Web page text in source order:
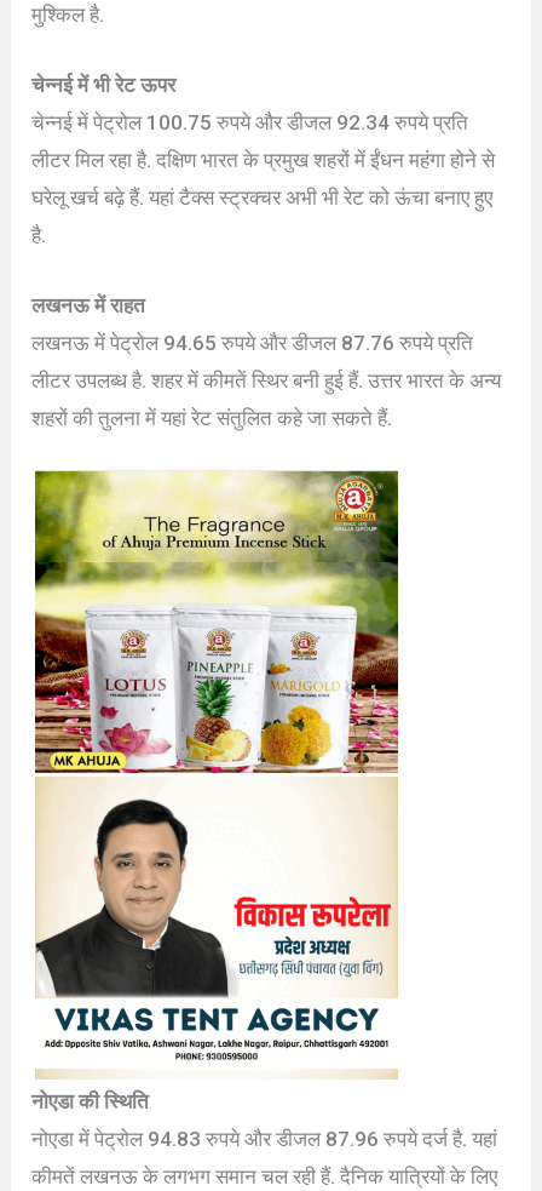
मुश्किल है.
चेन्नई में भी रेट ऊपर
चेन्नई में पेट्रोल 100.75 रुपये और डीजल 92.34 रुपये प्रति
लीटर मिल रहा है. दक्षिण भारत के प्रमुख शहरों में ईंधन महंगा होने से
घरेलू खर्च बढ़े हैं. यहां टैक्स स्ट्रक्चर अभी भी रेट को ऊंचा बनाए हुए
है.
लखनऊ में राहत
लखनऊ में पेट्रोल 94.65 रुपये और डीजल 87.76 रुपये प्रति
लीटर उपलब्ध है. शहर में कीमतें स्थिर बनी हुई हैं. उत्तर भारत के अन्य
शहरों की तुलना में यहां रेट संतुलित कहे जा सकते हैं.
नोएडा की स्थिति
नोएडा में पेट्रोल 94.83 रुपये और डीजल 87.96 रुपये दर्ज है. यहां
कीमतें लखनऊ के लगभग समान चल रही हैं. दैनिक यात्रियों के लिए